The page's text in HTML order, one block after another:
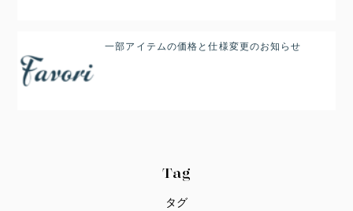
一部アイテムの価格と仕様変更のお知らせ
Tag
タグ